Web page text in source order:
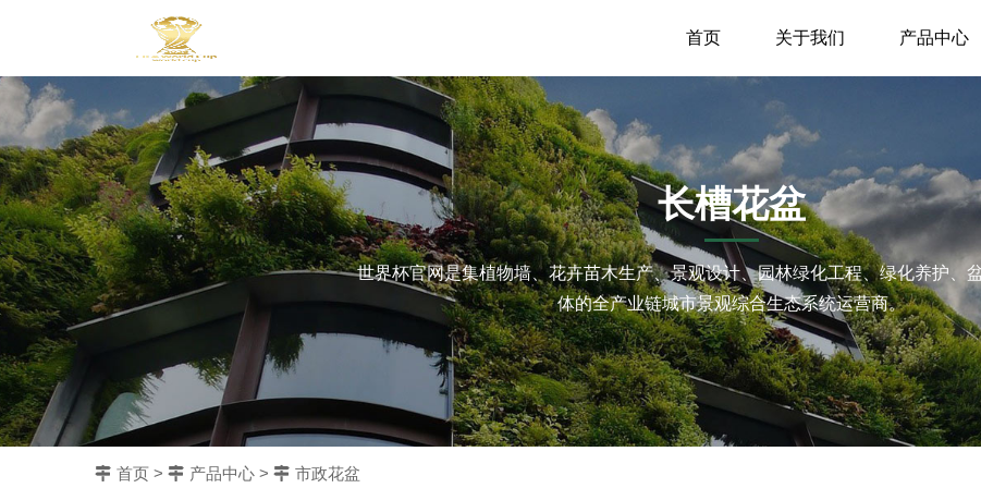
首页 关于我们 产品中心
长槽花盆
世界杯官网是集植物墙、花卉苗木生产、景观设计、园林绿化工程、绿化养护、
体的全产业链城市景观综合生态系统运营商。
首页 > 产品中心 > 市政花盆